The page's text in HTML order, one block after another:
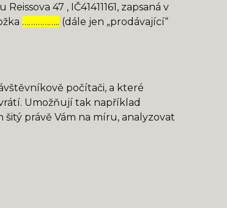
47 , IČ41411161, zapsaná v
…………….. (dále jen „prodávající“
počítači, a které
Umožňují tak například
právě Vám na míru, analyzovat